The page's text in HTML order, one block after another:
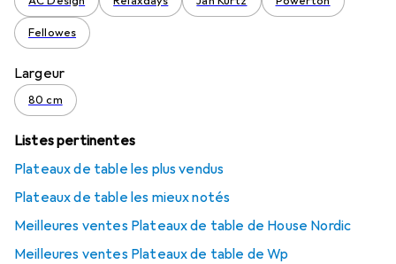
Fellowes
Largeur
80 cm
Listes pertinentes
Plateaux de table les plus vendus
Plateaux de table les mieux notés
Meilleures ventes Plateaux de table de House Nordic
Meilleures ventes Plateaux de table de Wp